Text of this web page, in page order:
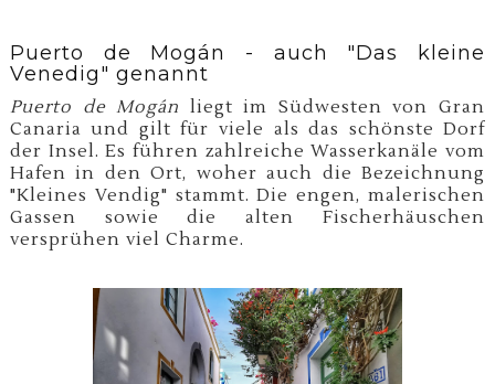
Puerto de Mogán - auch "Das kleine
Venedig" genannt
Puerto de Mogán liegt im Südwesten von Gran
Canaria und gilt für viele als das schönste Dorf
der Insel. Es führen zahlreiche Wasserkanäle vom
Hafen in den Ort, woher auch die Bezeichnung
"Kleines Vendig" stammt. Die engen, malerischen
Gassen sowie die alten Fischerhäuschen
versprühen viel Charme.